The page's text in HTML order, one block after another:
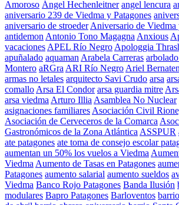
Amoroso Ángel Hechenleitner angel lencura
aniversario 239 de Viedma y Patagones
aniversario de stroeder Aniversario de Viedma
antidemon Antonio Tono Magagna Anxious
vacaciones APEL Río Negro Apologgia
apuñalado aquaman Arabela Carreras
Montero aRGra ARI Río Negro Ariel
armas no letales arquitecto Savi Crudo arsa
comallo Arsa El Condor arsa guardia mitre
arsa viedma Arturo Illia Asamblea No Nuclear
asignaciones familiares Asociación Civil
Asociación de Cerveceros de la Comarca
Gastronómicos de la Zona Atlántica ASSPUR
ate patagones ate toma de consejo escolar
aumentan un 50% los vuelos a Viedma
Viedma Aumento de Tasas en Patagones
Patagones aumento salarial aumento sueldos
Viedma Banco Rojo Patagones Banda Ilusión
modulares Bapro Patagones Barloventos